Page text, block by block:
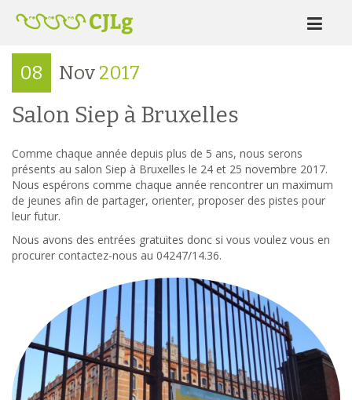
08 Nov 2017
Salon Siep à Bruxelles
Comme chaque année depuis plus de 5 ans, nous serons
présents au salon Siep à Bruxelles le 24 et 25 novembre 2017.
Nous espérons comme chaque année rencontrer un maximum
de jeunes afin de partager, orienter, proposer des pistes pour
leur futur.
Nous avons des entrées gratuites donc si vous voulez vous en
procurer contactez-nous au 04247/14.36.